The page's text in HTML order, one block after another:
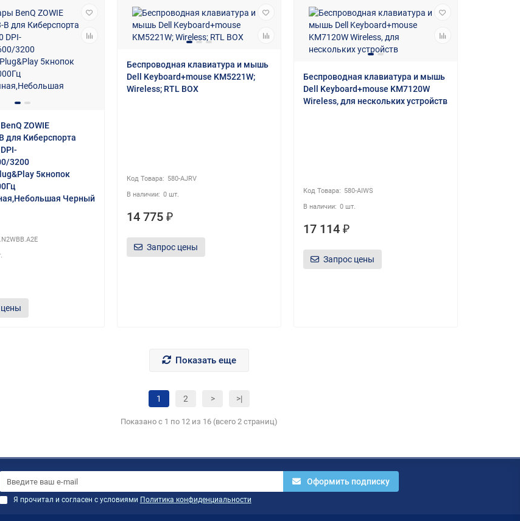
ZOWIE
для Киберспорта
3200
5кнопок
Черный
Беспроводная клавиатура и мышь
Dell Keyboard+mouse KM5221W;
Wireless; RTL BOX
580-AJRV
0 шт.
14 775 ₽
Запрос цены
Беспроводная клавиатура и мышь
Dell Keyboard+mouse KM7120W
Wireless, для нескольких устройств
580-AIWS
0 шт.
17 114 ₽
Запрос цены
Показать еще
1 2 > >|
Показано с 1 по 12 из 16 (всего 2 страниц)
Оформить подписку
Я прочитал и согласен с условиями Политика конфиденциальности